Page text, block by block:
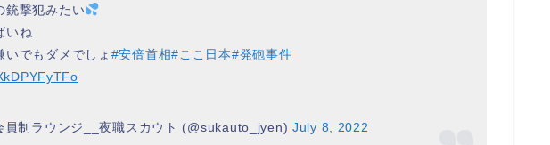
銃撃犯みたい
いね
でもダメでしょ #安倍首相#ここ日本#発砲事件
員制ラウンジ__夜職スカウト (@sukauto_jyen) July 8, 2022